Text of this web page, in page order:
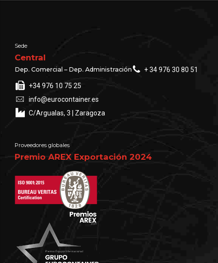
Sede
Central
Dep. Comercial – Dep. Administración + 34 976 30 80 51
+34 976 10 75 25
info@eurocontainer.es
C/Argualas, 3 | Zaragoza
Proveedores globales
Premio AREX Exportación 2024